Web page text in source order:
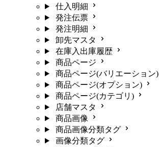
仕入明細
発注伝票
発注明細
卸先マスタ
在庫入出庫履歴
商品ページ
商品ページ(バリエーション)
商品ページ(オプション)
商品ページ(カテゴリ)
店舗マスタ
商品画像
商品画像分類タグ
画像分類タグ